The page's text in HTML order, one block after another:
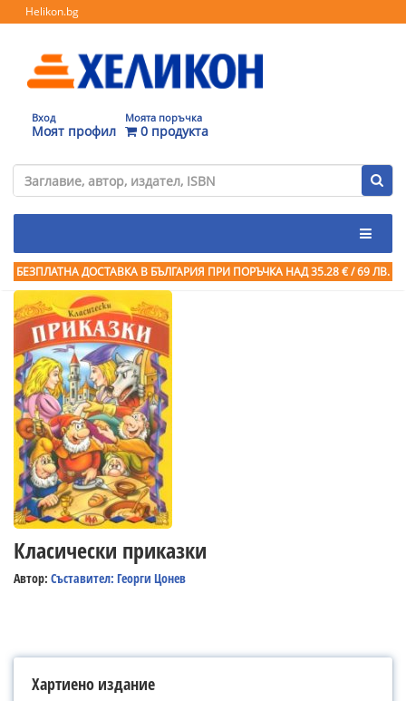
Helikon.bg
Вход
Моят профил
Моята поръчка
0 продукта
БЕЗПЛАТНА ДОСТАВКА В БЪЛГАРИЯ ПРИ ПОРЪЧКА НАД 35.28 € / 69 ЛВ.
Класически приказки
Автор: Съставител: Георги Цонев
Хартиено издание